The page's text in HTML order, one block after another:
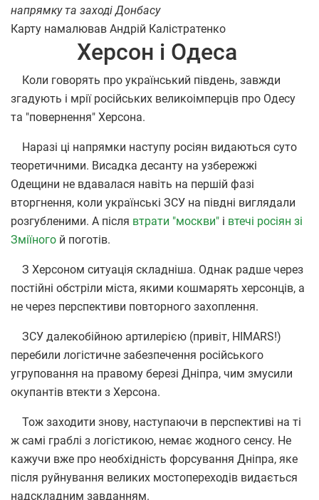
напрямку та заході Донбасу
Карту намалював Андрій Калістратенко
Херсон і Одеса
Коли говорять про український південь, завжди
згадують і мрії російських великоімперців про Одесу
та "повернення" Херсона.
Наразі ці напрямки наступу росіян видаються суто
теоретичними. Висадка десанту на узбережжі
Одещини не вдавалася навіть на першій фазі
вторгнення, коли українські ЗСУ на півдні виглядали
розгубленими. А після втрати "москви" і втечі росіян зі
Зміїного й поготів.
З Херсоном ситуація складніша. Однак радше через
постійні обстріли міста, якими кошмарять херсонців, а
не через перспективи повторного захоплення.
ЗСУ далекобійною артилерією (привіт, HIMARS!)
перебили логістичне забезпечення російського
угруповання на правому березі Дніпра, чим змусили
окупантів втекти з Херсона.
Тож заходити знову, наступаючи в перспективі на ті
ж самі граблі з логістикою, немає жодного сенсу. Не
кажучи вже про необхідність форсування Дніпра, яке
після руйнування великих мостопереходів видається
надскладним завданням.